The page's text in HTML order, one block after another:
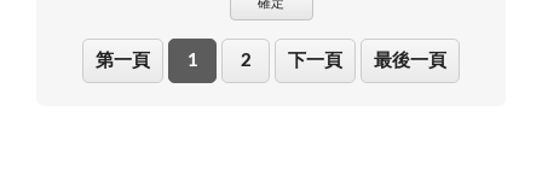
確定
第一頁 1 2 下一頁 最後一頁